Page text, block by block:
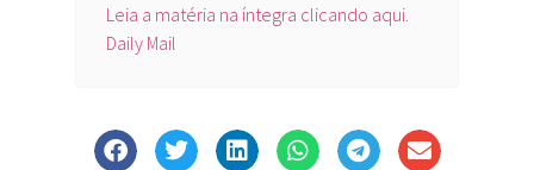
Leia a matéria na íntegra clicando aqui.
Daily Mail